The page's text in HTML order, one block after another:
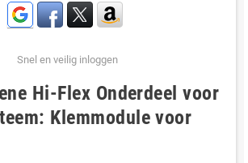
Snel en veilig inloggen
Hi-Flex Onderdeel voor
Klemmodule voor